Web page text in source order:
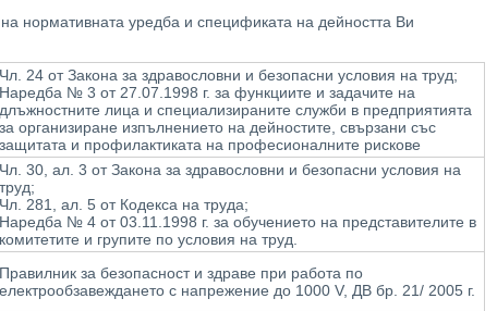
на нормативната уредба и спецификата на дейността Ви
Чл. 24 от Закона за здравословни и безопасни условия на труд;
Наредба № 3 от 27.07.1998 г. за функциите и задачите на
длъжностните лица и специализираните служби в предприятията
за организиране изпълнението на дейностите, свързани със
защитата и профилактиката на професионалните рискове
Чл. 30, ал. 3 от Закона за здравословни и безопасни условия на
труд;
Чл. 281, ал. 5 от Кодекса на труда;
Наредба № 4 от 03.11.1998 г. за обучението на представителите в
комитетите и групите по условия на труд.
Правилник за безопасност и здраве при работа по
електрообзавеждането с напрежение до 1000 V, ДВ бр. 21/ 2005 г.